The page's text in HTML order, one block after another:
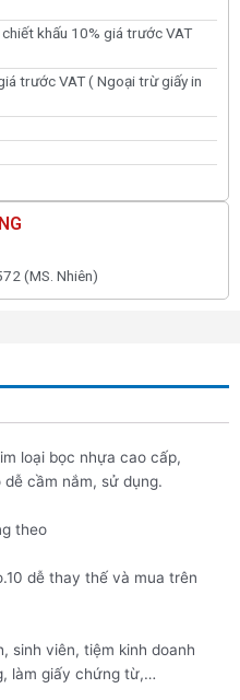
khấu 10% giá trước VAT
trước VAT ( Ngoại trừ giấy in
(MS. Nhiên)
loại bọc nhựa cao cấp,
cầm nắm, sử dụng.
theo
dễ thay thế và mua trên
sinh viên, tiệm kinh doanh
làm giấy chứng từ,…